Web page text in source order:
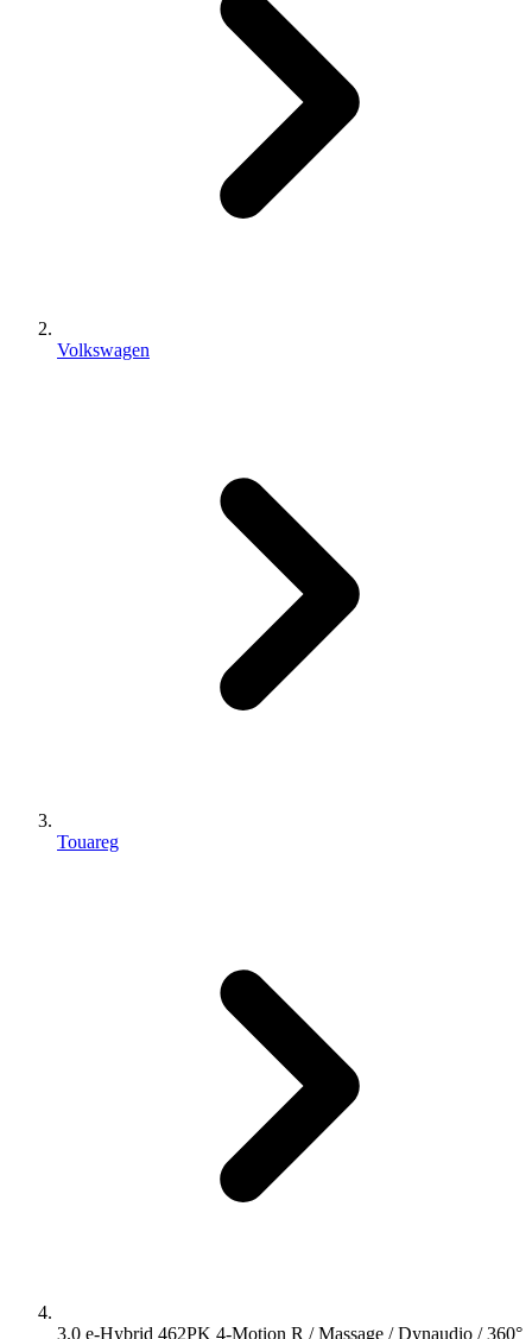
Volkswagen
Touareg
3.0 e-Hybrid 462PK 4-Motion R / Massage / Dynaudio / 360°